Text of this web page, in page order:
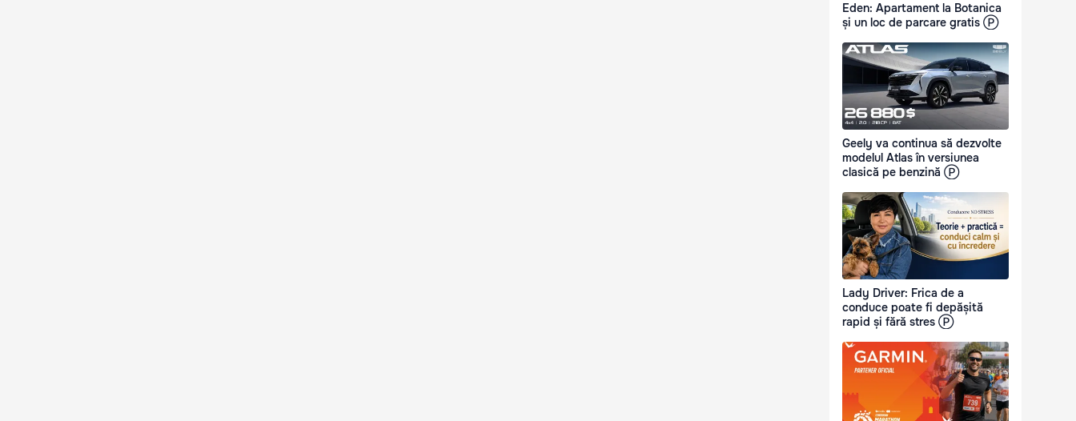
Eden: Apartament la Botanica
și un loc de parcare gratis Ⓟ
Geely va continua să dezvolte
modelul Atlas în versiunea
clasică pe benzină Ⓟ
Lady Driver: Frica de a
conduce poate fi depășită
rapid și fără stres Ⓟ